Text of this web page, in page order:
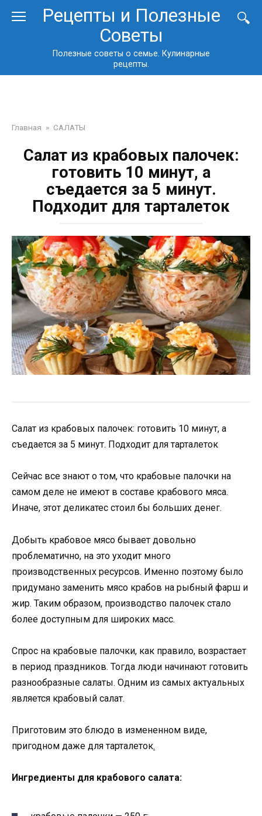
Рецепты и Полезные
Советы
Полезные советы о семье. Кулинарные
рецепты.
Главная » САЛАТЫ
Салат из крабовых палочек:
готовить 10 минут, а
съедается за 5 минут.
Подходит для тарталеток
Салат из крабовых палочек: готовить 10 минут, а
съедается за 5 минут. Подходит для тарталеток
Сейчас все знают о том, что крабовые палочки на
самом деле не имеют в составе крабового мяса.
Иначе, этот деликатес стоил бы больших денег.
Добыть крабовое мясо бывает довольно
проблематично, на это уходит много
производственных ресурсов. Именно поэтому было
придумано заменить мясо крабов на рыбный фарш и
жир. Таким образом, производство палочек стало
более доступным для широких масс.
Спрос на крабовые палочки, как правило, возрастает
в период праздников. Тогда люди начинают готовить
разнообразные салаты. Одним из самых актуальных
является крабовый салат.
Приготовим это блюдо в измененном виде,
пригодном даже для тарталеток.
Ингредиенты для крабового салата: